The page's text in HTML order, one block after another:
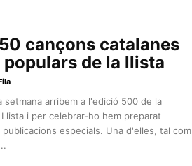
cançons catalanes
populars de la llista
setmana arribem a l'edició 500 de la
Llista i per celebrar-ho hem preparat
publicacions especials. Una d'elles, tal com